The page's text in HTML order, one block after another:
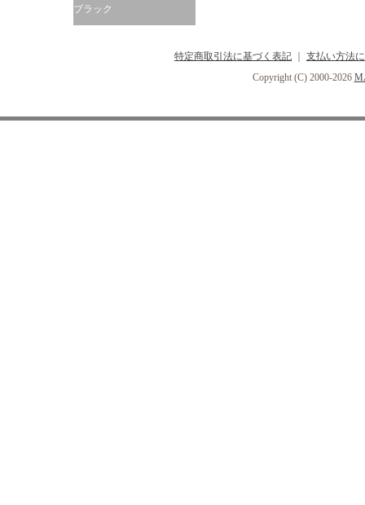
ブラック
特定商取引法に基づく表記
支払い方法
Copyright (C) 2000-2026